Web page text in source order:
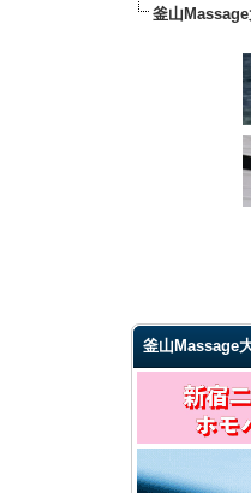
釜山
釜山Massage